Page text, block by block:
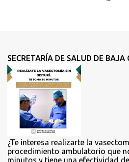
t
r
o
SECRETARÍA DE SALUD DE BAJA
¿Te interesa realizarte la
procedimiento ambulatorio que
minutos y tiene una efectividad